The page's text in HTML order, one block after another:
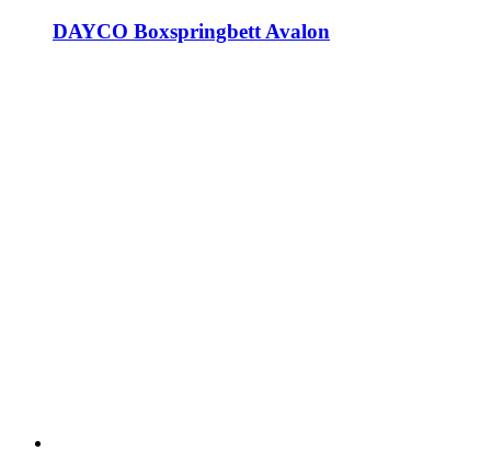
DAYCO Boxspringbett Avalon